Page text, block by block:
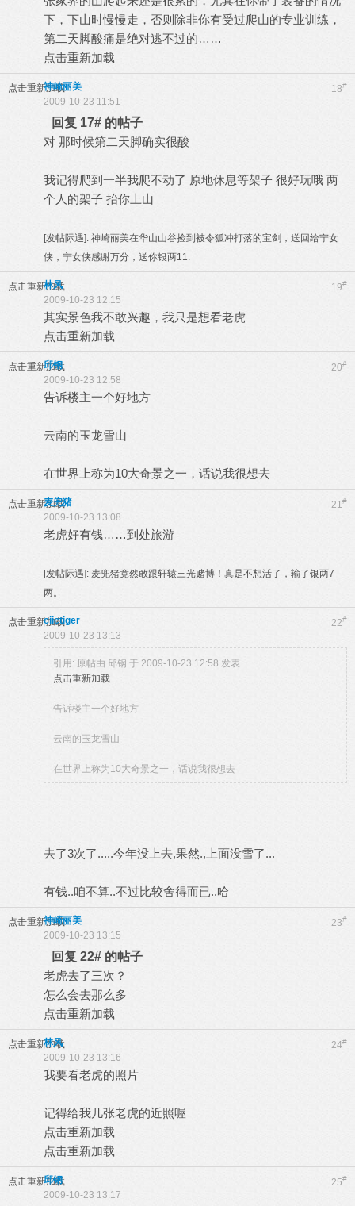
下，下山时慢慢走，否则除非你有受过爬山的专业训练，
第二天脚酸痛是绝对逃不过的……
点击重新加载
点击重新加载 18#
神崎丽美
2009-10-23 11:51
回复 17# 的帖子
对 那时候第二天脚确实很酸
我记得爬到一半我爬不动了 原地休息等架子 很好玩哦 两
个人的架子 抬你上山
[发帖际遇]: 神崎丽美在华山山谷捡到被令狐冲打落的宝剑，送回给宁女
侠，宁女侠感谢万分，送你银两11.
点击重新加载 19#
林风
2009-10-23 12:15
其实景色我不敢兴趣，我只是想看老虎
点击重新加载
点击重新加载 20#
邱钢
2009-10-23 12:58
告诉楼主一个好地方
云南的玉龙雪山
在世界上称为10大奇景之一，话说我很想去
点击重新加载 21#
麦兜猪
2009-10-23 13:08
老虎好有钱……到处旅游
[发帖际遇]: 麦兜猪竟然敢跟轩辕三光赌博！真是不想活了，输了银两7
两。
点击重新加载 22#
ciictiger
2009-10-23 13:13
引用: 原帖由 邱钢 于 2009-10-23 12:58 发表
点击重新加载
告诉楼主一个好地方
云南的玉龙雪山
在世界上称为10大奇景之一，话说我很想去
去了3次了.....今年没上去,果然.,上面没雪了...
有钱..咱不算..不过比较舍得而已..哈
点击重新加载 23#
神崎丽美
2009-10-23 13:15
回复 22# 的帖子
老虎去了三次？
怎么会去那么多
点击重新加载
点击重新加载 24#
林风
2009-10-23 13:16
我要看老虎的照片
记得给我几张老虎的近照喔
点击重新加载
点击重新加载
点击重新加载 25#
邱钢
2009-10-23 13:17